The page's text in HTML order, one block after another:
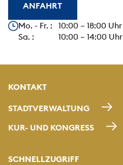
ANFAHRT
Unsere Öffnungszeiten
Mo. - Fr. : 10:00 – 18:00 Uhr
Sa. : 10:00 – 14:00 Uhr
KONTAKT
STADTVERWALTUNG
KUR- UND KONGRESS
SCHNELLZUGRIFF